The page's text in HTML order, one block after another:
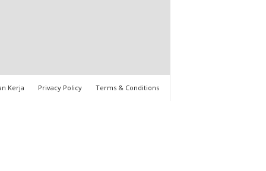
Kerja Privacy Policy Terms & Conditions